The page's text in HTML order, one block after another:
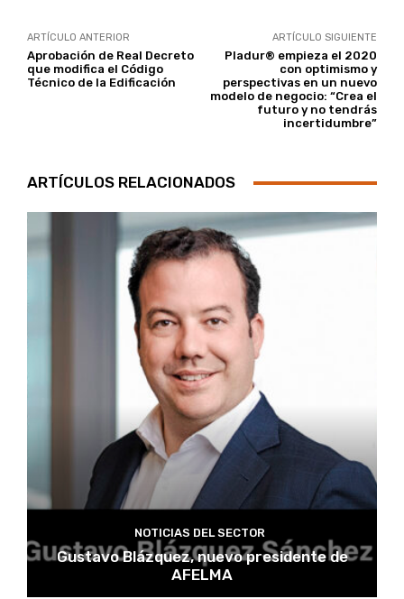
ARTÍCULO ANTERIOR
Aprobación de Real Decreto
que modifica el Código
Técnico de la Edificación
ARTÍCULO SIGUIENTE
Pladur® empieza el 2020
con optimismo y
perspectivas en un nuevo
modelo de negocio: “Crea el
futuro y no tendrás
incertidumbre”
ARTÍCULOS RELACIONADOS
NOTICIAS DEL SECTOR
Gustavo Blázquez, nuevo presidente de
AFELMA